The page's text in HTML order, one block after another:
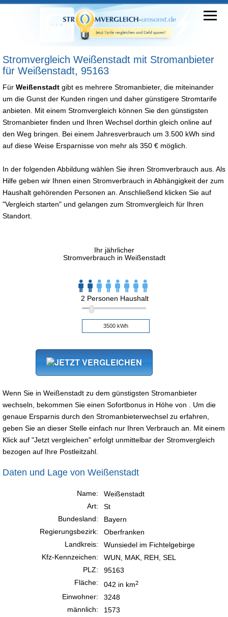
Stromvergleich Weißenstadt mit Stromanbieter
für Weißenstadt, 95163
Für Weißenstadt gibt es mehrere Stromanbieter, die miteinander
um die Gunst der Kunden ringen und daher günstigere Stromtarife
anbieten. Mit einem Stromvergleich können Sie den günstigsten
Stromanbieter finden und Ihren Wechsel dorthin gleich online auf
den Weg bringen. Bei einem Jahresverbrauch um 3.500 kWh sind
auf diese Weise Ersparnisse von mehr als 350 € möglich.
In der folgenden Abbildung wählen Sie ihren Stromverbrauch aus. Als
Hilfe geben wir Ihnen einen Stromverbrauch in Abhängigkeit der zum
Haushalt gehörenden Personen an. Anschließend klicken Sie auf
"Vergleich starten" und gelangen zum Stromvergleich für Ihren
Standort.
Ihr jährlicher
Stromverbrauch in Weißenstadt
2 Personen Haushalt
Wenn Sie in Weißenstadt zu dem günstigsten Stromanbieter
wechseln, bekommen Sie einen Sofortbonus in Höhe von . Um die
genaue Ersparnis durch den Stromanbieterwechsel zu erfahren,
geben Sie an dieser Stelle einfach nur Ihren Verbrauch an. Mit einem
Klick auf "Jetzt vergleichen" erfolgt unmittelbar der Stromvergleich
bezogen auf Ihre Postleitzahl.
Daten und Lage von Weißenstadt
Name:
Weißenstadt
Art:
St
Bundesland:
Bayern
Regierungsbezirk:
Oberfranken
Landkreis:
Wunsiedel im Fichtelgebirge
Kfz-Kennzeichen:
WUN, MAK, REH, SEL
PLZ:
95163
Fläche:
042 in km2
Einwohner:
3248
männlich:
1573